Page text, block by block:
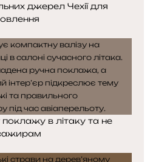
джерел Чехії для
в літаку та не